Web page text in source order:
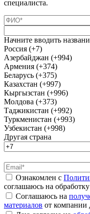
специалиста.
Начните вводить
Россия (+7)
Азербайджан (+994)
Армения (+374)
Беларусь (+375)
Казахстан (+997)
Кыргызстан (+996)
Молдова (+373)
Таджикистан (+992)
Туркменистан (+993)
Узбекистан (+998)
Другая страна
Ознакомлен с
соглашаюсь на
Соглашаюсь на
материалов от компании